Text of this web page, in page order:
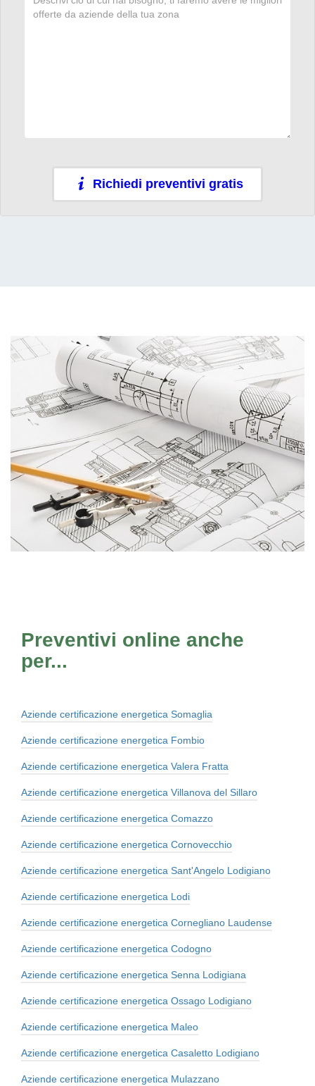
Richiedi preventivi gratis
Preventivi online anche
per...
Aziende certificazione energetica Somaglia
Aziende certificazione energetica Fombio
Aziende certificazione energetica Valera Fratta
Aziende certificazione energetica Villanova del Sillaro
Aziende certificazione energetica Comazzo
Aziende certificazione energetica Cornovecchio
Aziende certificazione energetica Sant'Angelo Lodigiano
Aziende certificazione energetica Lodi
Aziende certificazione energetica Cornegliano Laudense
Aziende certificazione energetica Codogno
Aziende certificazione energetica Senna Lodigiana
Aziende certificazione energetica Ossago Lodigiano
Aziende certificazione energetica Maleo
Aziende certificazione energetica Casaletto Lodigiano
Aziende certificazione energetica Mulazzano